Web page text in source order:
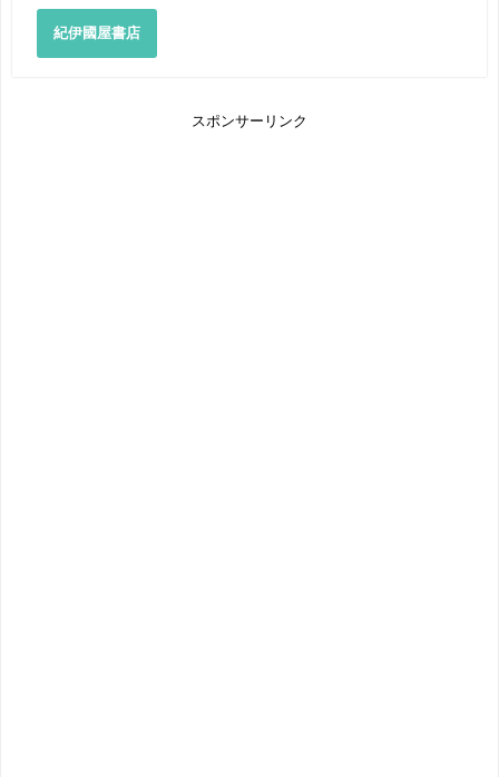
紀伊國屋書店
スポンサーリンク